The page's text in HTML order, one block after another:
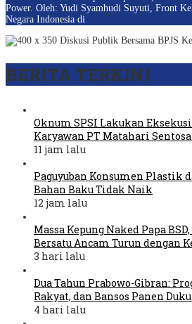
Power. Oleh: Yudi Syamhudi Suyuti, Front
Negara Indonesia di
BERITA TERKINI
Oknum SPSI Lakukan
Karyawan PT Matahari
11 jam lalu
Paguyuban Konsumen Plastik
Bahan Baku Tidak Naik
12 jam lalu
Massa Kepung Naked Papa
Bersatu Ancam Turun dengan
3 hari lalu
Dua Tahun Prabowo-Gibran:
Rakyat, dan Bansos Panen
4 hari lalu